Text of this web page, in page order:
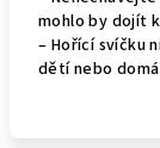
mohlo by dojít
– Hořící svíčku
dětí nebo